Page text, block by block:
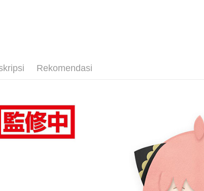
Rekomendasi